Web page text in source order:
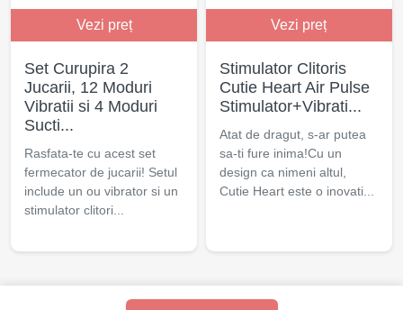
Vezi preț
Set Curupira 2
Jucarii, 12 Moduri
Vibratii si 4 Moduri
Sucti...
Rasfata-te cu acest set
fermecator de jucarii! Setul
include un ou vibrator si un
stimulator clitori...
Vezi preț
Stimulator Clitoris
Cutie Heart Air Pulse
Stimulator+Vibrati...
Atat de dragut, s-ar putea
sa-ti fure inima!Cu un
design ca nimeni altul,
Cutie Heart este o inovati...